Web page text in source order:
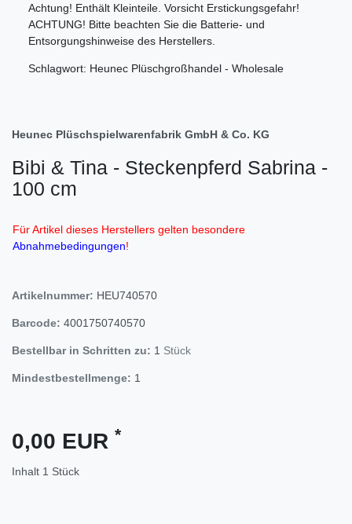
Achtung! Enthält Kleinteile. Vorsicht Erstickungsgefahr!
ACHTUNG! Bitte beachten Sie die Batterie- und
Entsorgungshinweise des Herstellers.
Schlagwort: Heunec Plüschgroßhandel - Wholesale
Heunec Plüschspielwarenfabrik GmbH & Co. KG
Bibi & Tina - Steckenpferd Sabrina -
100 cm
Für Artikel dieses Herstellers gelten besondere
Abnahmebedingungen!
Artikelnummer: HEU740570
Barcode: 4001750740570
Bestellbar in Schritten zu: 1 Stück
Mindestbestellmenge: 1
0,00 EUR *
Inhalt 1 Stück